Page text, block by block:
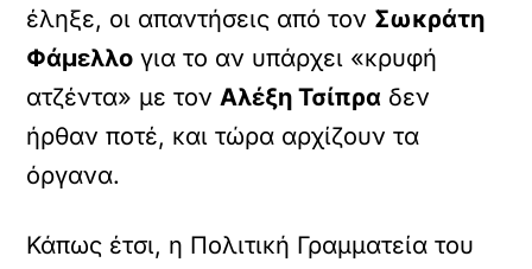
έληξε, οι απαντήσεις από τον Σωκράτη
Φάμελλο για το αν υπάρχει «κρυφή
ατζέντα» με τονΑλέξη Τσίπρα δεν
ήρθαν ποτέ, και τώρα αρχίζουν τα
όργανα.
Κάπως έτσι, η Πολιτική Γραμματεία του